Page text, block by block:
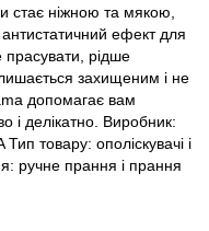
стає ніжною та мякою,
ефект для
прасувати, рідше
захищеним і не
допомагає вам
і делікатно. Виробник:
товару: ополіскувачі і
ручне прання і прання